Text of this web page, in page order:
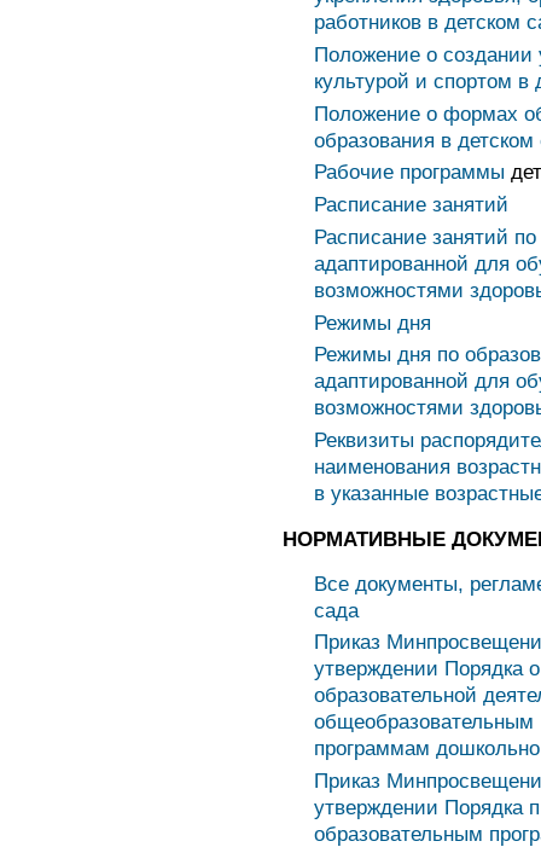
работников в детском
Положение о создании
культурой и спортом в
Положение о формах
образования в детском
Рабочие программы
Расписание занятий
Расписание занятий
адаптированной для
возможностями
Режимы дня
Режимы дня по
адаптированной для
возможностями
Реквизиты
наименования
в указанные
НОРМАТИВНЫЕ
Все документы,
сада
Приказ
утверждении Порядка
образовательной
программам
Приказ
утверждении Порядка
образовательным